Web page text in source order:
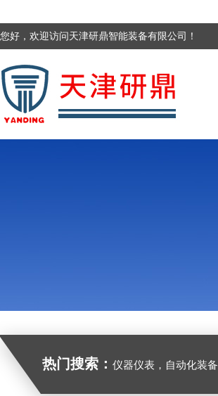
您好，欢迎访问天津研鼎智能装备有限公司！
热门搜索： 仪器仪表，自动化装备